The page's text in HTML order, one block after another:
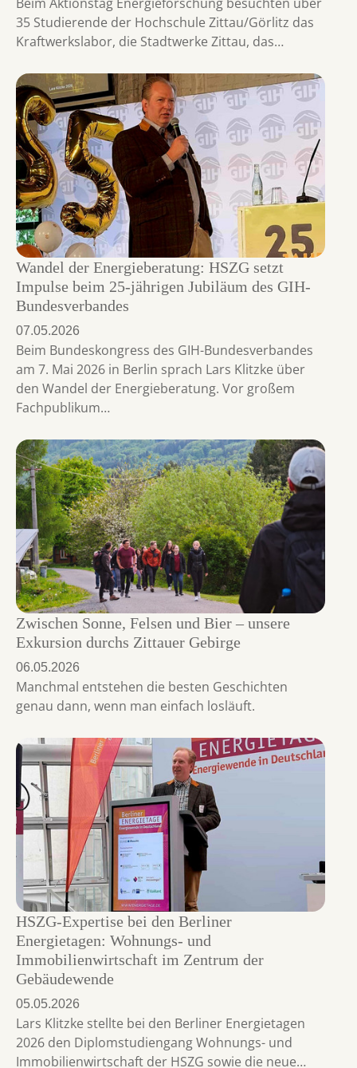
35 Studierende der Hochschule Zittau/Görlitz das
Kraftwerkslabor, die Stadtwerke Zittau, das…
Wandel der Energieberatung: HSZG setzt
Impulse beim 25-jährigen Jubiläum des GIH-
Bundesverbandes
07.05.2026
Beim Bundeskongress des GIH-Bundesverbandes
am 7. Mai 2026 in Berlin sprach Lars Klitzke über
den Wandel der Energieberatung. Vor großem
Fachpublikum…
Zwischen Sonne, Felsen und Bier – unsere
Exkursion durchs Zittauer Gebirge
06.05.2026
Manchmal entstehen die besten Geschichten
genau dann, wenn man einfach losläuft.
HSZG-Expertise bei den Berliner
Energietagen: Wohnungs- und
Immobilienwirtschaft im Zentrum der
Gebäudewende
05.05.2026
Lars Klitzke stellte bei den Berliner Energietagen
2026 den Diplomstudiengang Wohnungs- und
Immobilienwirtschaft der HSZG sowie die neue…